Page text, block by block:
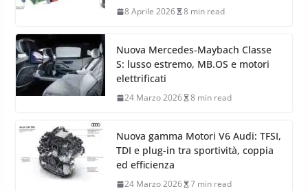
8 Aprile 2026 8 min read
Nuova Mercedes-Maybach Classe
S: lusso estremo, MB.OS e motori
elettrificati
24 Marzo 2026 8 min read
Nuova gamma Motori V6 Audi: TFSI,
TDI e plug-in tra sportività, coppia
ed efficienza
24 Marzo 2026 7 min read